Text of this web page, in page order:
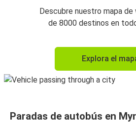
Descubre nuestro mapa de
de 8000 destinos en
Explora el
Paradas de autobús en